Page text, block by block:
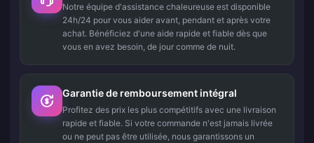
Notre équipe d'assistance chaleureuse est disponible
24h/24 pour vous aider avant, pendant et après votre
achat. Bénéficiez d'une aide rapide et fiable dès que
vous en avez besoin, de jour comme de nuit.
Garantie de remboursement intégral
Profitez des prix les plus compétitifs avec une livraison
rapide et fiable. Si votre commande n'est jamais livrée
ou ne peut pas être utilisée, nous garantissons un